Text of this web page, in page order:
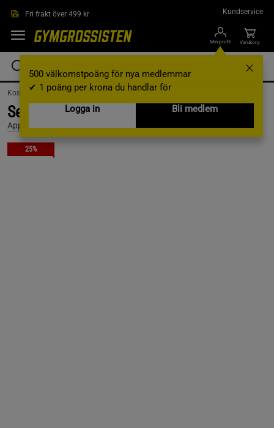
Fri frakt över 499 kr Kundservice
Min profil
500 välkomstpoäng för nya medlemmar
✔ 1 poäng per krona du handlar för
Logga in
Bli medlem
Varukorg
Kosttillskott /Muskelökare / Ashwagandha
Sex Bomb Testo Enhancer, 120 caps
Applied Nutrition
25%